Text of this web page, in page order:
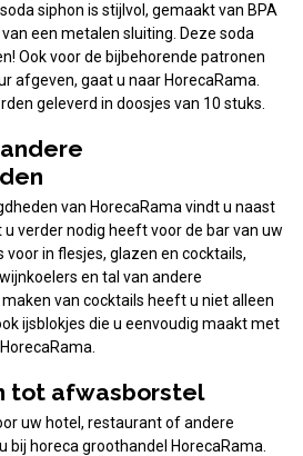
siphon is stijlvol, gemaakt van BPA
een metalen sluiting. Deze soda
Ook voor de bijbehorende patronen
afgeven, gaat u naar HorecaRama.
geleverd in doosjes van 10 stuks.
van HorecaRama vindt u naast
verder nodig heeft voor de bar van uw
in flesjes, glazen en cocktails,
en tal van andere
van cocktails heeft u niet alleen
ijsblokjes die u eenvoudig maakt met
tot afwasborstel
uw hotel, restaurant of andere
bij horeca groothandel HorecaRama.